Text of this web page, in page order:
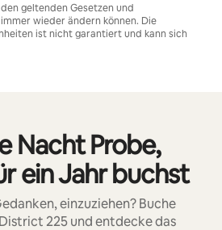
geltenden Gesetzen und
wieder ändern können. Die
ist nicht garantiert und kann sich
Nacht Probe,
ein Jahr buchst
einzuziehen? Buche
225 und entdecke das